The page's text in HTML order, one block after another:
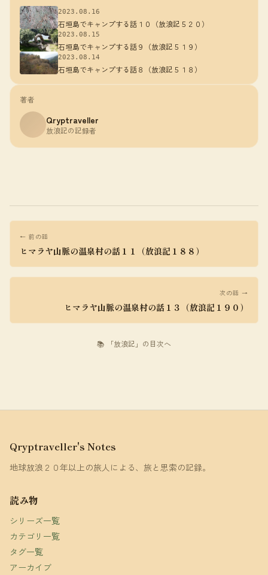
2023.08.16
石垣島でキャンプする話１０（放浪記５２０）
2023.08.15
石垣島でキャンプする話９（放浪記５１９）
2023.08.14
石垣島でキャンプする話８（放浪記５１８）
著者
Qryptraveller
放浪記の記録者
← 前の話
ヒマラヤ山脈の温泉村の話１１（放浪記１８８）
次の話 →
ヒマラヤ山脈の温泉村の話１３（放浪記１９０）
📚 「放浪記」の目次へ
Qryptraveller's Notes
地球放浪２０年以上の旅人による、旅と思索の記録。
読み物
シリーズ一覧
カテゴリ一覧
タグ一覧
アーカイブ